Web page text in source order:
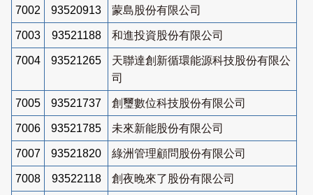
7002 93520913 蒙島股份有限公司
7003 93521188 和進投資股份有限公司
7004 93521265
天聯達創新循環能源科技股份有限公
司
7005 93521737 創璽數位科技股份有限公司
7006 93521785 未來新能股份有限公司
7007 93521820 綠洲管理顧問股份有限公司
7008 93522118 創夜晚來了股份有限公司